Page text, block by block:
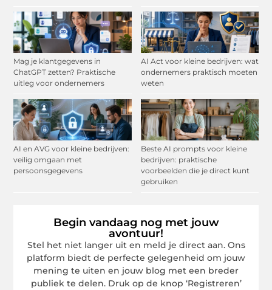
Mag je klantgegevens in
ChatGPT zetten? Praktische
uitleg voor ondernemers
AI Act voor kleine bedrijven: wat
ondernemers praktisch moeten
weten
AI en AVG voor kleine bedrijven:
veilig omgaan met
persoonsgegevens
Beste AI prompts voor kleine
bedrijven: praktische
voorbeelden die je direct kunt
gebruiken
Begin vandaag nog met jouw
avontuur!
Stel het niet langer uit en meld je direct aan. Ons
platform biedt de perfecte gelegenheid om jouw
mening te uiten en jouw blog met een breder
publiek te delen. Druk op de knop ‘Registreren’